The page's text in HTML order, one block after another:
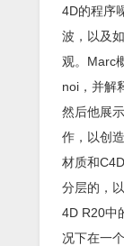
4D的程序
波，以及
观。Marc
noi，并解
然后他展
作，以创
材质和
分层的，
4D R20中
况下在一